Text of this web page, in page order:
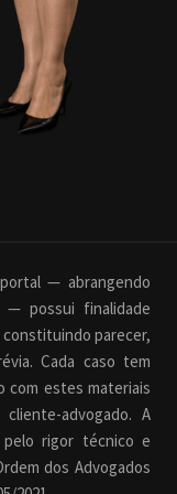
— abrangendo
— possui finalidade
parecer,
Cada caso tem
com estes materiais
advogado. A
rigor técnico e
dos Advogados